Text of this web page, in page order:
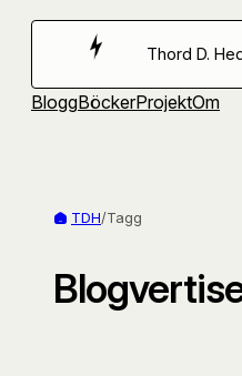
Hoppa
Thord D.
BloggBöckerProjektOm
TDH/Tagg